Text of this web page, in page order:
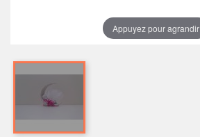
Appuyez pour agrandir